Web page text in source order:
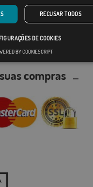
compras
RECUSAR TODOS
DE COOKIES
BY COOKIESCRIPT